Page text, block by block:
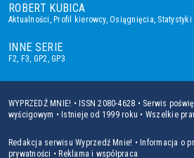
ROBERT KUBICA
Aktualności, Profil kierowcy,Osiągnięcia,
INNE SERIE
F2, F3, GP2,GP3
WYPRZEDŹ MNIE! • ISSN 2080-4628 • Serwis
wyścigowym • Istnieje od 1999 roku • Wszelkie
Redakcja serwisu Wyprzedź Mnie! • Informacja o
prywatności • Reklama i współpraca